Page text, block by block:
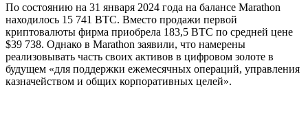
По состоянию на 31 января 2024 года на балансе Marathon
находилось 15 741 BTC. Вместо продажи первой
криптовалюты фирма приобрела 183,5 BTC по средней цене
$39 738. Однако в Marathon заявили, что намерены
реализовывать часть своих активов в цифровом золоте в
будущем «для поддержки ежемесячных операций, управления
казначейством и общих корпоративных целей».